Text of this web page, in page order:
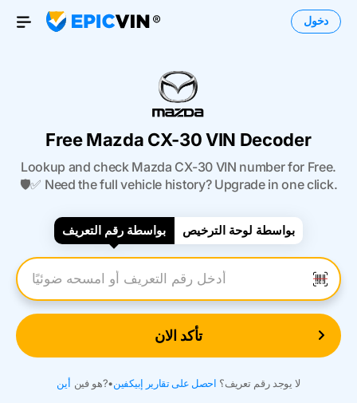
Open Menu
دخول
Free Mazda CX-30 VIN Decoder
Lookup and check Mazda CX-30 VIN number for Free.
🛡️✅ Need the full vehicle history? Upgrade in one click.
بواسطة رقم التعريف بواسطة لوحة الترخيص
أدخل رقم التعريف
تأكد الان
أين هو فين?• لا يوجد رقم تعريف؟ احصل على تقارير إبيكفين